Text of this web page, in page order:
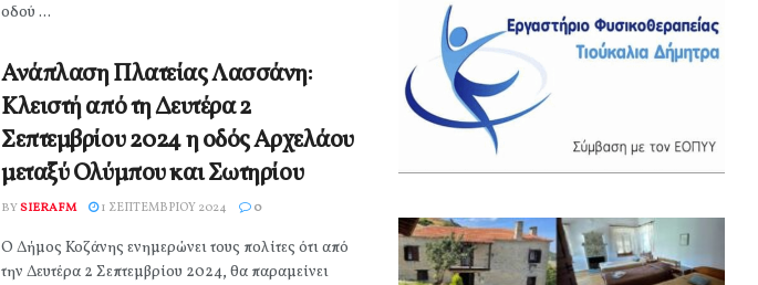
οδού ...
Ανάπλαση Πλατείας Λασσάνη:
Κλειστή από τη Δευτέρα 2
Σεπτεμβρίου 2024 η οδός Αρχελάου
μεταξύ Ολύμπου και Σωτηρίου
BYSIERAFM 1 ΣΕΠΤΕΜΒΡΊΟΥ 2024 0
Ο Δήμος Κοζάνης ενημερώνει τους πολίτες ότι από
την Δευτέρα 2 Σεπτεμβρίου 2024, θα παραμείνει